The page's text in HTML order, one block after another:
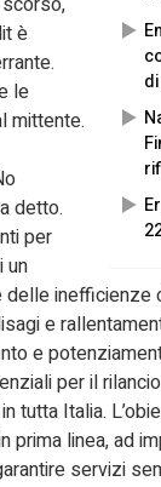
è
le
mittente.
detto.
per
un
inefficienze
e
e
per il
Italia.
linea, ad
servizi